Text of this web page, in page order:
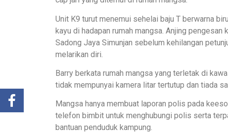
Unit K9 turut menemui sehelai baju T berwarna
kayu di hadapan rumah mangsa. Anjing
Sadong Jaya Simunjan sebelum kehilangan
melarikan diri.
Barry berkata rumah mangsa yang terletak di
tidak mempunyai kamera litar tertutup dan tiada
Mangsa hanya membuat laporan polis pada
telefon bimbit untuk menghubungi polis serta
bantuan penduduk kampung.